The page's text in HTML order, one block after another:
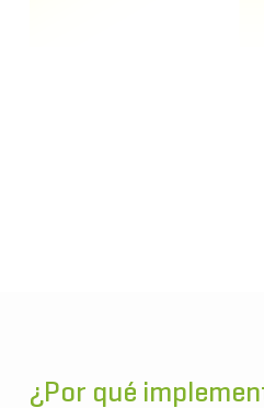
¿Por qué